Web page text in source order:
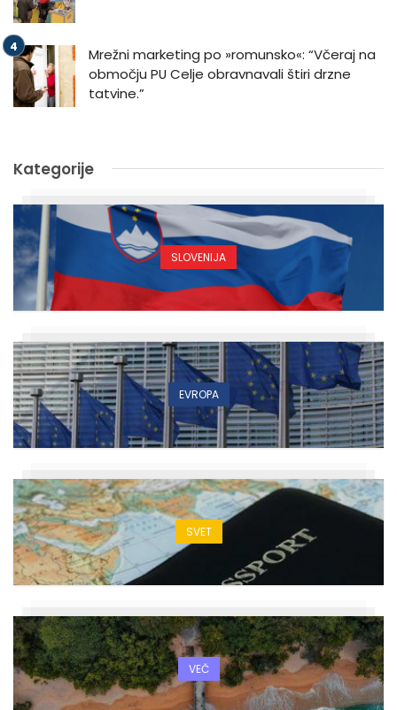
Mrežni marketing po »romunsko«: “Včeraj na
območju PU Celje obravnavali štiri drzne
tatvine.”
Kategorije
SLOVENIJA
EVROPA
SVET
VEČ